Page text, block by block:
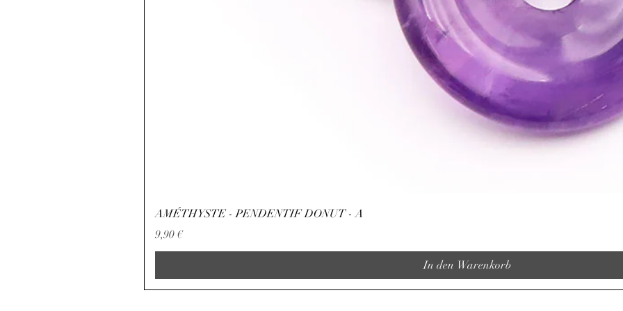
AMÉTHYSTE - PENDENTIF DONUT - A
Preis
9,90 €
In den Warenkorb